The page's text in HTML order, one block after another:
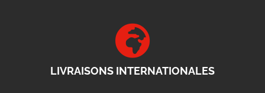
LIVRAISONS INTERNATIONALES